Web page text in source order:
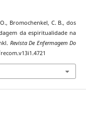
Bromochenkel, C. B., dos
da espiritualidade na
Revista De Enfermagem Do